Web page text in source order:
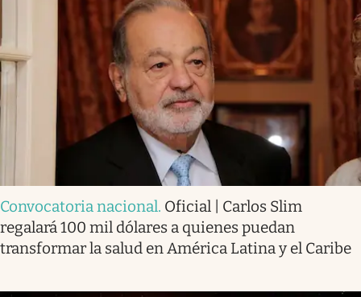
Convocatoria nacional. Oficial | Carlos Slim
regalará 100 mil dólares a quienes puedan
transformar la salud en América Latina y el Caribe